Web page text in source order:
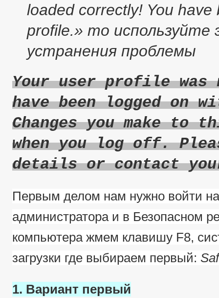
loaded correctly! You
profile.» то
устранения проблемы
Your user profile was
have been logged on
Changes you make
when you log off.
details or contact
Первым делом нам нужно войти
администратора и в Безопасном
компьютера жмем клавишу F8,
загрузки где выбираем первый:
1. Вариант первый